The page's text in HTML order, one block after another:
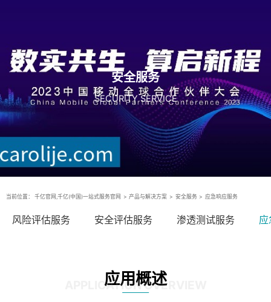
安全服务
SECURITY SERVICE
当前位置： 千亿官网,千亿(中国)一站式服务官网 > 产品与解决方案 > 安全服务 > 应急响应服务
风险评估服务 安全评估服务 渗透测试服务
应用概述
APPLICATION OVERVIEW